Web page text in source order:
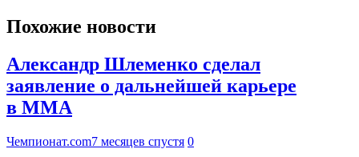
Похожие новости
Александр Шлеменко сделал
заявление о дальнейшей карьере
в MMA
Чемпионат.com7 месяцев спустя 0